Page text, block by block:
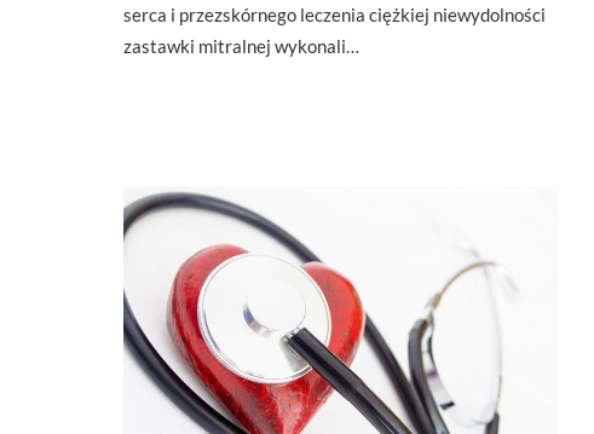
serca i przezskórnego leczenia ciężkiej niewydolności
zastawki mitralnej wykonali…